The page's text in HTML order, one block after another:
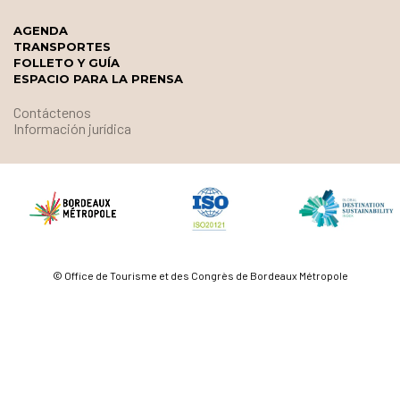
AGENDA
TRANSPORTES
FOLLETO Y GUÍA
ESPACIO PARA LA PRENSA
Contáctenos
Información jurídica
© Office de Tourisme et des Congrès de Bordeaux Métropole